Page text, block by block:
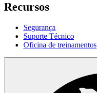
Recursos
Segurança
Suporte Técnico
Oficina de treinamentos